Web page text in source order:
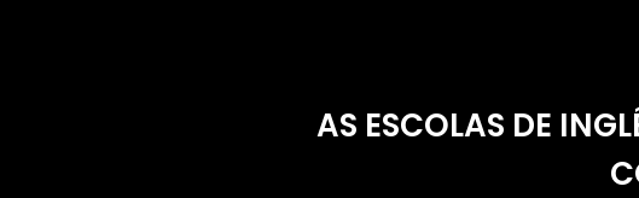
AS ESCOLAS DE